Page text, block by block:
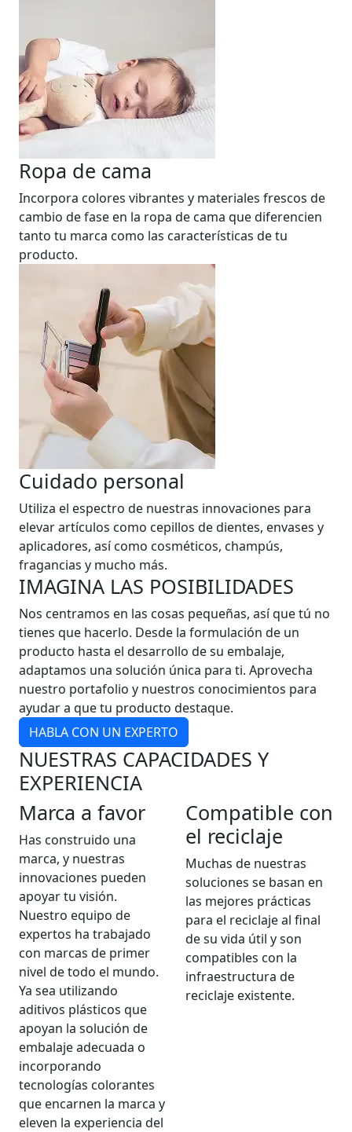
Ropa de cama
Incorpora colores vibrantes y materiales frescos de
cambio de fase en la ropa de cama que diferencien
tanto tu marca como las características de tu
producto.
Cuidado personal
Utiliza el espectro de nuestras innovaciones para
elevar artículos como cepillos de dientes, envases y
aplicadores, así como cosméticos, champús,
fragancias y mucho más.
IMAGINA LAS POSIBILIDADES
Nos centramos en las cosas pequeñas, así que tú no
tienes que hacerlo. Desde la formulación de un
producto hasta el desarrollo de su embalaje,
adaptamos una solución única para ti. Aprovecha
nuestro portafolio y nuestros conocimientos para
ayudar a que tu producto destaque.
HABLA CON UN EXPERTO
NUESTRAS CAPACIDADES Y
EXPERIENCIA
Marca a favor
Has construido una
marca, y nuestras
innovaciones pueden
apoyar tu visión.
Nuestro equipo de
expertos ha trabajado
con marcas de primer
nivel de todo el mundo.
Ya sea utilizando
aditivos plásticos que
apoyan la solución de
embalaje adecuada o
incorporando
tecnologías colorantes
que encarnen la marca y
eleven la experiencia del
Compatible con
el reciclaje
Muchas de nuestras
soluciones se basan en
las mejores prácticas
para el reciclaje al final
de su vida útil y son
compatibles con la
infraestructura de
reciclaje existente.